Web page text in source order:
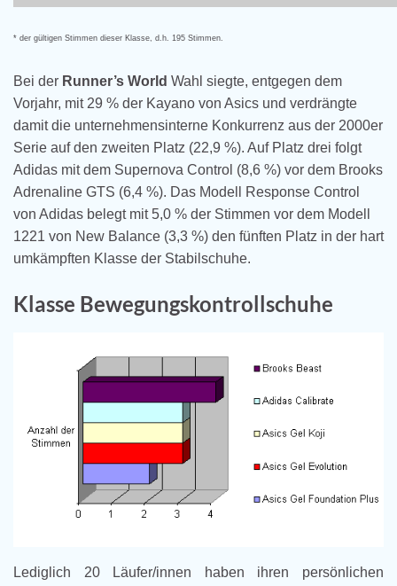
* der gültigen Stimmen dieser Klasse, d.h. 195 Stimmen.
Bei der Runner’s World Wahl siegte, entgegen dem
Vorjahr, mit 29 % der Kayano von Asics und verdrängte
damit die unternehmensinterne Konkurrenz aus der 2000er
Serie auf den zweiten Platz (22,9 %). Auf Platz drei folgt
Adidas mit dem Supernova Control (8,6 %) vor dem Brooks
Adrenaline GTS (6,4 %). Das Modell Response Control
von Adidas belegt mit 5,0 % der Stimmen vor dem Modell
1221 von New Balance (3,3 %) den fünften Platz in der hart
umkämpften Klasse der Stabilschuhe.
Klasse Bewegungskontrollschuhe
Lediglich 20 Läufer/innen haben ihren persönlichen